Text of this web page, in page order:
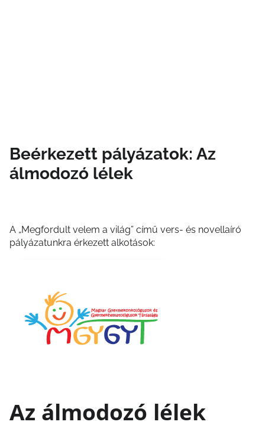
Beérkezett pályázatok: Az
álmodozó lélek
A „Megfordult velem a világ” című vers- és novellaíró
pályázatunkra érkezett alkotások:
Az álmodozó lélek